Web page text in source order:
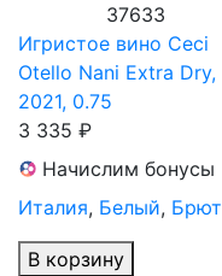
37633
Игристое вино Ceci
Otello Nani Extra Dry,
2021, 0.75
3 335 ₽
Начислим бонусы
Италия, Белый, Брют
В корзину